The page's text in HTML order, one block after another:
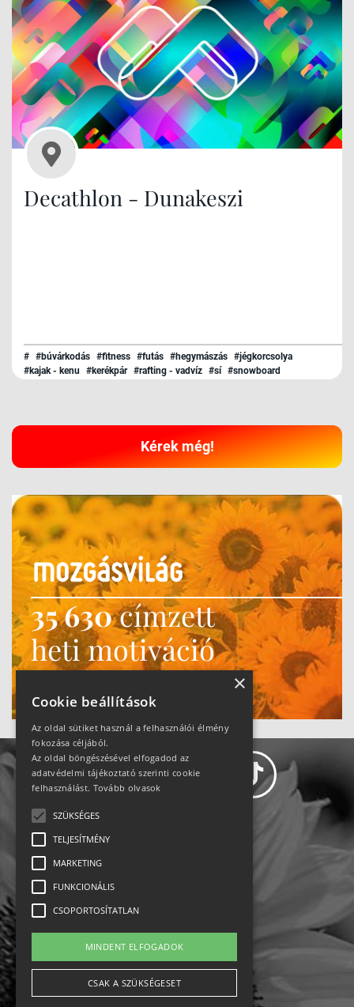
Decathlon - Dunakeszi
# #búvárkodás #fitness #futás #hegymászás #jégkorcsolya
#kajak - kenu
#kerékpár #rafting - vadvíz #sí #snowboard
Kérek még!
35 630címzett
heti motiváció
Ne maradj le!
Impresszum-kapcsolat
Jogi nyilatkozat
Rólunk
×
Cookie beállítások
Az oldal sütiket használ a felhasználói élmény
fokozása céljából.
Az oldal böngészésével elfogadod az
adatvédelmi tájékoztató szerinti cookie
felhasználást. Tovább olvasok
SZÜKSÉGES
TELJESÍTMÉNY
MARKETING
FUNKCIONÁLIS
CSOPORTOSÍTATLAN
MINDENT ELFOGADOK
CSAK A SZÜKSÉGESET